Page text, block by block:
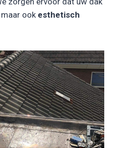
ook esthetisch